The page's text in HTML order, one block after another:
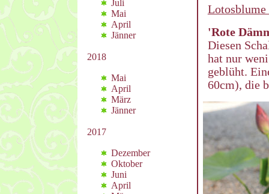
Juli
Mai
April
Jänner
2018
Mai
April
März
Jänner
2017
Dezember
Oktober
Juni
April
Lotosblume
'Rote
Diesen
hat nur
geblüht.
60cm), die